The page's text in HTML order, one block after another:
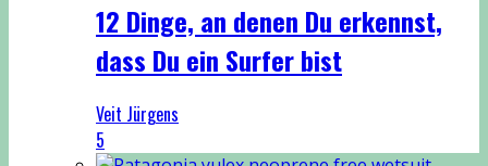
12 Dinge, an denen Du erkennst,
dass Du ein Surfer bist
Veit Jürgens
5